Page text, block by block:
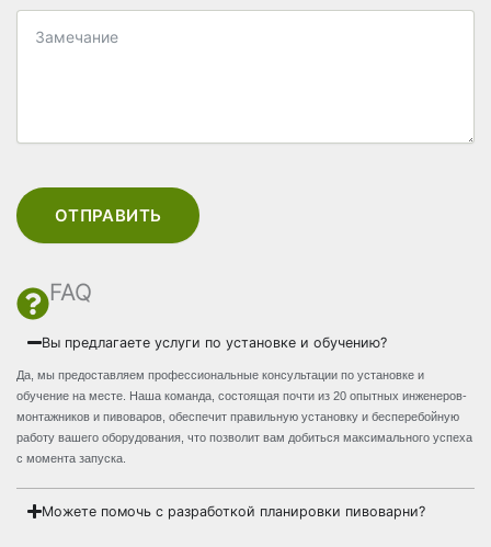
ОТПРАВИТЬ
FAQ
Вы предлагаете услуги по установке и обучению?
Да, мы предоставляем профессиональные консультации по установке и
обучение на месте. Наша команда, состоящая почти из 20 опытных инженеров-
монтажников и пивоваров, обеспечит правильную установку и бесперебойную
работу вашего оборудования, что позволит вам добиться максимального успеха
с момента запуска.
Можете помочь с разработкой планировки пивоварни?